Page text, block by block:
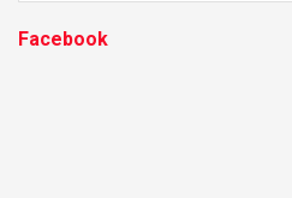
Facebook